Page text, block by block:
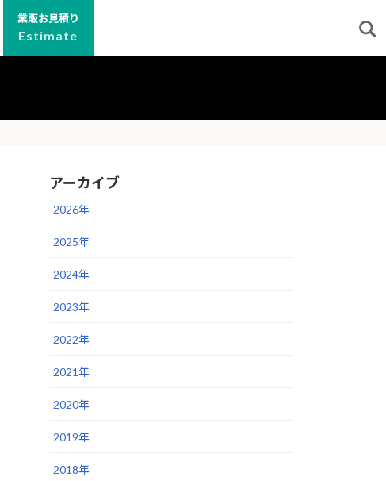
業販お見積り
Estimate
アーカイブ
2026年
2025年
2024年
2023年
2022年
2021年
2020年
2019年
2018年